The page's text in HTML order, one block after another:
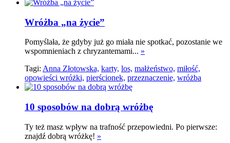
Wróżba „na życie”
Pomyślała, że gdyby już go miała nie spotkać, pozostanie we
wspomnieniach z chryzantemami... »
Tagi: Anna Złotowska, karty, los, małżeństwo, miłość,
opowieści wróżki, pierścionek, przeznaczenie, wróżba
10 sposobów na dobrą wróżbę
Ty też masz wpływ na trafność przepowiedni. Po pierwsze:
znajdź dobrą wróżkę! »